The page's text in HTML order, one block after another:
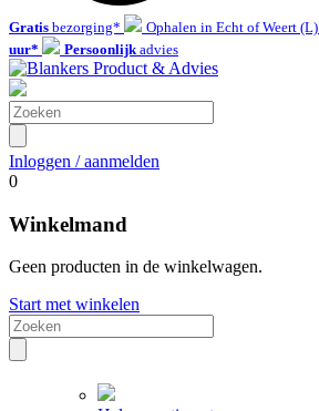
Gratis bezorging* Ophalen in Echt of Weert (L)
uur*
Persoonlijk advies
Inloggen / aanmelden
0
Winkelmand
Geen producten in de winkelwagen.
Start met winkelen